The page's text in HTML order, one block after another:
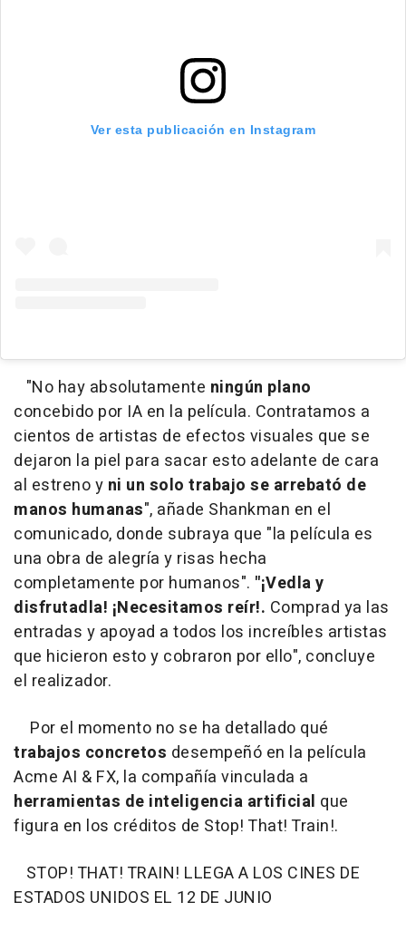
Ver esta publicación en Instagram
"No hay absolutamente ningún plano
concebido por IA en la película. Contratamos a
cientos de artistas de efectos visuales que se
dejaron la piel para sacar esto adelante de cara
al estreno y ni un solo trabajo se arrebató de
manos humanas", añade Shankman en el
comunicado, donde subraya que "la película es
una obra de alegría y risas hecha
completamente por humanos". "¡Vedla y
disfrutadla! ¡Necesitamos reír!. Comprad ya las
entradas y apoyad a todos los increíbles artistas
que hicieron esto y cobraron por ello", concluye
el realizador.
Por el momento no se ha detallado qué
trabajos concretos desempeñó en la película
Acme AI & FX, la compañía vinculada a
herramientas de inteligencia artificial que
figura en los créditos de Stop! That! Train!.
STOP! THAT! TRAIN! LLEGA A LOS CINES DE
ESTADOS UNIDOS EL 12 DE JUNIO